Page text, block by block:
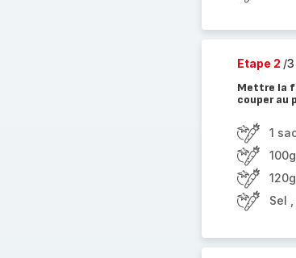
Etape 2 /3
Mettre la
couper au
1
Sel